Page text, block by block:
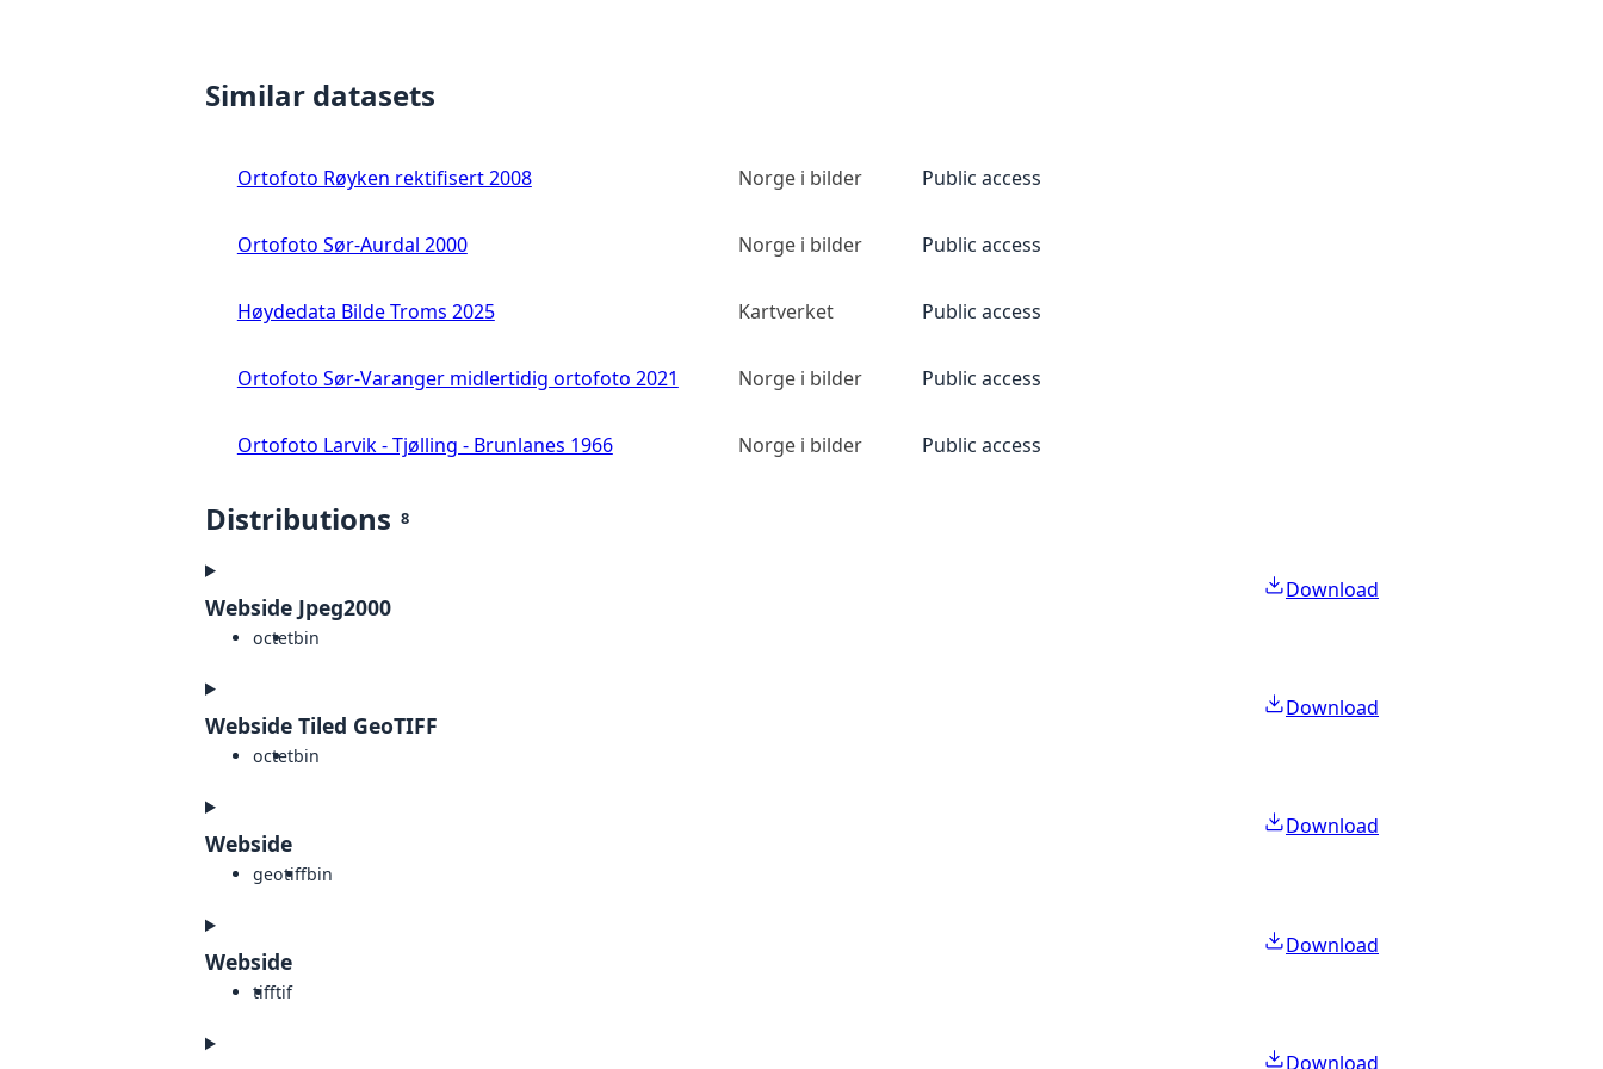
Similar datasets
Ortofoto Røyken rektifisert 2008 Norge i bilder Public access
Ortofoto Sør-Aurdal 2000 Norge i bilder Public access
Høydedata Bilde Troms 2025 Kartverket Public access
Ortofoto Sør-Varanger midlertidig ortofoto 2021 Norge i bilder Public access
Ortofoto Larvik - Tjølling - Brunlanes 1966 Norge i bilder Public access
Distributions 8
Webside Jpeg2000
octetbin
Download
Webside Tiled GeoTIFF
octetbin
Download
Webside
geotiffbin
Download
Webside
tifftif
Download
Download